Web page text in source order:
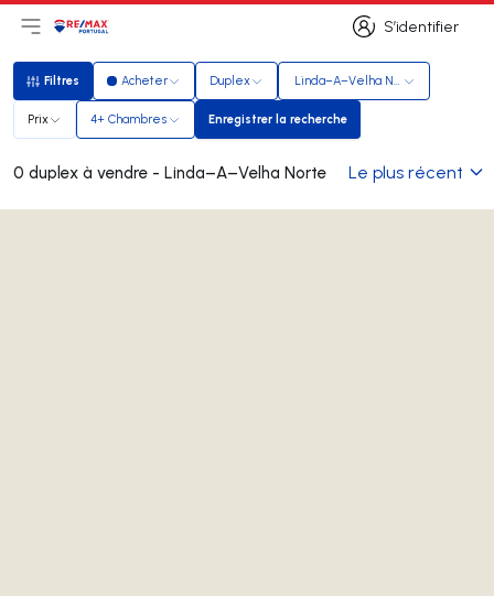
S’identifier
S’identifier
Ouvrir le menu principal
LogoAller à la page d’accueil
Filtres
Filtres Acheter Duplex Linda–A–Velha Norte
Prix 4+ Chambres Enregistrer la recherche
Enregistrer la recherche
0 duplex à vendre - Linda–A–Velha Norte Le plus récent